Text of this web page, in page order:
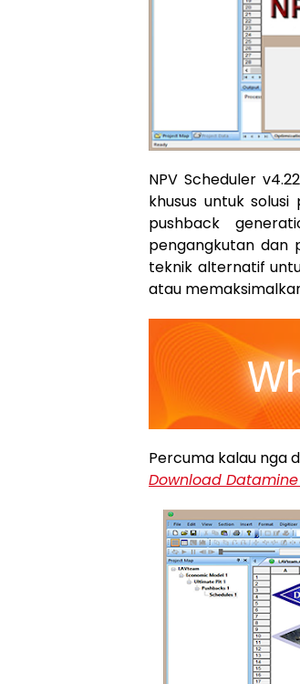
NPV Scheduler
khusus untuk
pushback
pengangkutan dan
teknik alternatif
atau
Percuma kalau nga
Download Datamine